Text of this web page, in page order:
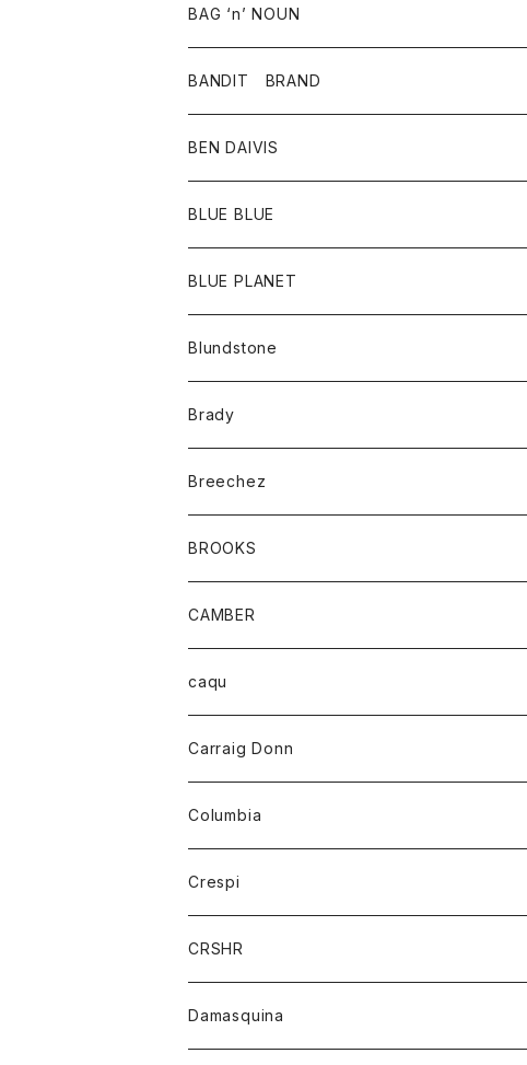
その他雑貨
スカート
パンツ
グッズ
靴
アウター
革ジャケット
BAG ‘n’ NOUN
アクセサリー
バッグ
ポーチ
BANDIT BRAND
トップス
Ｔシャツ
BEN DAIVIS
ポトム
パンツ
BLUE BLUE
アウター
カーディガン
コート
アクセサリー
バッグ
ベルト
キッズ
Tシャツ
グッズ
アンダーウェアー
カードホルダー
チーフ
バンダナ
トップス
カーディガン
トレーナー
パーカー
ボトム
オーバーオール
ショートパンツ
レディース
オーバーオール
カーディガン
BLUE PLANET
サングラス
Blundstone
Brady
Breechez
シャツ
BROOKS
グッズ
靴
CAMBER
トップス
ハーフスリーブTシャツ
caqu
Carraig Donn
ニット
Columbia
アウター
ジャケット
Crespi
ジャケット
ワンピース
CRSHR
キャップ
Damasquina